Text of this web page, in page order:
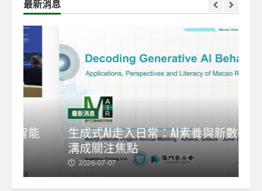
最新消息
生成式AI走入日常：AI素養與新數碼鴻
溝成關注焦點
2026-07-07